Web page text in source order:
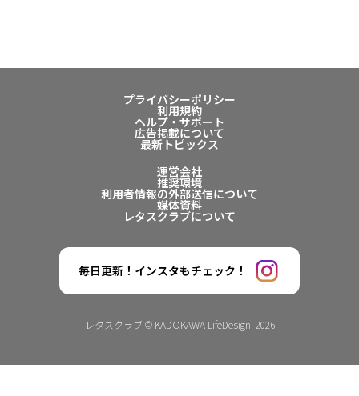
プライバシーポリシー
利用規約
ヘルプ・サポート
広告掲載について
最新トピックス
運営会社
推奨環境
利用者情報の外部送信について
媒体資料
レタスクラブについて
毎日更新！インスタもチェック！
レタスクラブ © KADOKAWA LifeDesign. 2026